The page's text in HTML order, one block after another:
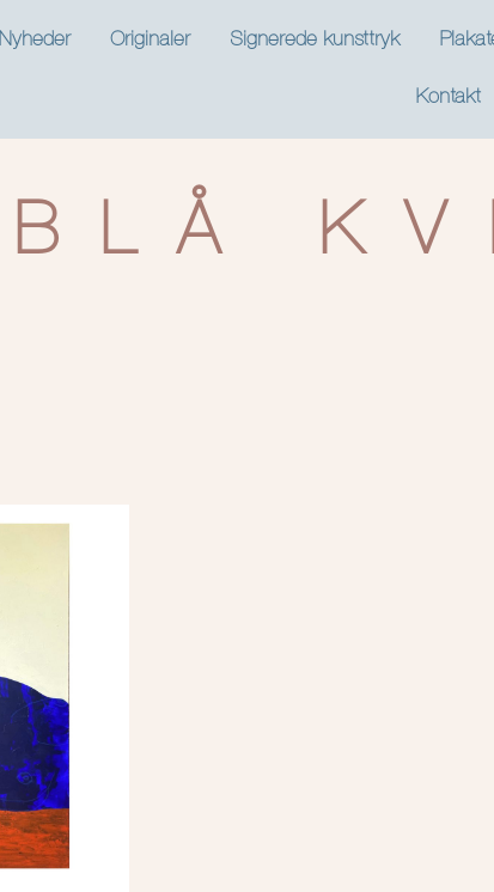
Nyheder Originaler Signerede kunsttryk
Kontakt
BLÅ